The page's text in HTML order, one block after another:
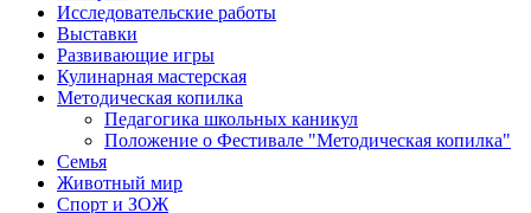
Исследовательские работы
Выставки
Развивающие игры
Кулинарная мастерская
Методическая копилка
Педагогика школьных каникул
Положение о Фестивале "Методическая копилка"
Семья
Животный мир
Спорт и ЗОЖ